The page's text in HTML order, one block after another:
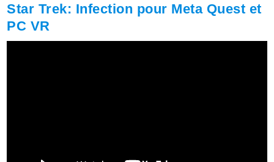
Star Trek: Infection pour Meta Quest et
PC VR